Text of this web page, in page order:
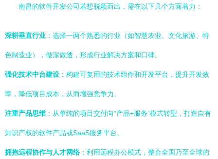
南昌的软件开发公司若想脱颖而出，需在以下几个方面着力：
深耕垂直行业 ：选择一两个熟悉的行业（如智慧农业、文化旅游、特
色制造业），做深做透，形成行业解决方案和口碑。
强化技术中台建设 ：构建可复用的技术组件和开发平台，提升开发效
率，降低项目成本，从而增强竞争力。
注重产品思维 ：从单纯的项目交付向“产品+服务”模式转型，打造自有
知识产权的软件产品或SaaS服务平台。
拥抱远程协作与人才网络 ：利用远程办公模式，整合全国乃至全球的